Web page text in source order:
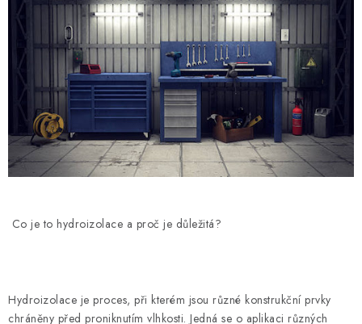
Co je to hydroizolace a proč je důležitá?
Hydroizolace je proces, při kterém jsou různé konstrukční prvky
chráněny před proniknutím vlhkosti. Jedná se o aplikaci různých